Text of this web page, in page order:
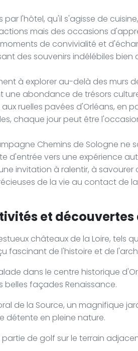
par l'hôtel, qu'il s'agisse de
mais des occasions
de convivialité et
des souvenirs indélébiles
à explorer au-delà des murs
une abondance de trésors
ruelles pavées d'Orléans, en
chaque jour peut être
Chemins de Sologne ne
d'entrée vers une expérience
invitation à ralentir, à
de la vie au contact de
et
châteaux de la Loire, tels
fascinant de l'histoire et de
dans le centre historique
belles façades Renaissance.
de la Source, un magnifique
détente en pleine nature.
partie de golf sur le terrain